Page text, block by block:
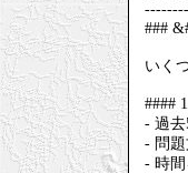
###
いく
####
- 過去
- 問
- 時